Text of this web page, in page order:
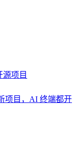
源项目
项目，AI 终端都开